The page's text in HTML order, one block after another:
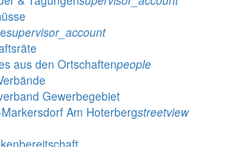
supervisor_account
aus den Ortschaftenpeople
Gewerbegebiet
Am Hoterbergstreetview